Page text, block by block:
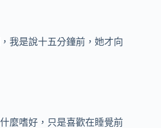
我是說十五分鐘前，她才向
麼嗜好，只是喜歡在睡覺前